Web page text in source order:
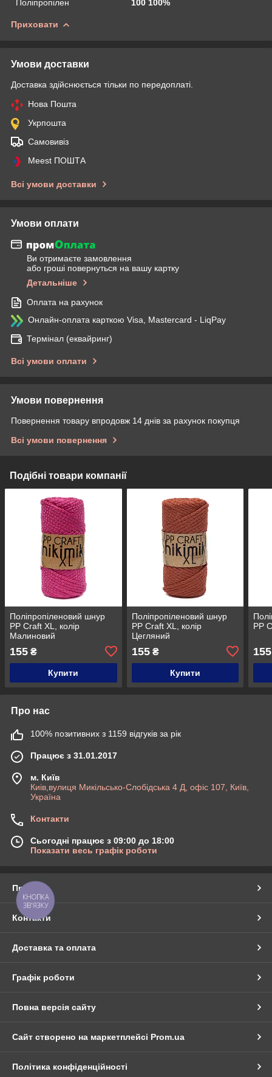
Поліпропілен
100 100%
Приховати
Умови доставки
Доставка здійснюється тільки по передоплаті.
Нова Пошта
Укрпошта
Самовивіз
Meest ПОШТА
Всі умови доставки
Умови оплати
Ви отримаєте замовлення
або гроші повернуться на вашу картку
Детальніше
Оплата на рахунок
Онлайн-оплата карткою Visa, Mastercard - LiqPay
Термінал (еквайринг)
Всі умови оплати
Умови повернення
Повернення товару впродовж 14 днів за рахунок покупця
Всі умови повернення
Подібні товари компанії
Поліпропіленовий шнур
PP Craft XL, колір
Малиновий
155 ₴
Купити
Поліпропіленовий шнур
PP Craft XL, колір
Цегляний
155₴
Купити
PP
155
Про нас
100% позитивних з 1159 відгуків за рік
Працює з 31.01.2017
м. Київ
Киів,вулиця Микільсько-Слобідська 4 Д, офіс 107, Київ,
Україна
Контакти
Сьогодні працює з 09:00 до 18:00
Показати весь графік роботи
Про нас
Контакти
Доставка та оплата
Графік роботи
Повна версія сайту
Сайт створено на маркетплейсі Prom.ua
Політика конфіденційності
КНОПКА
ЗВ'ЯЗКУ